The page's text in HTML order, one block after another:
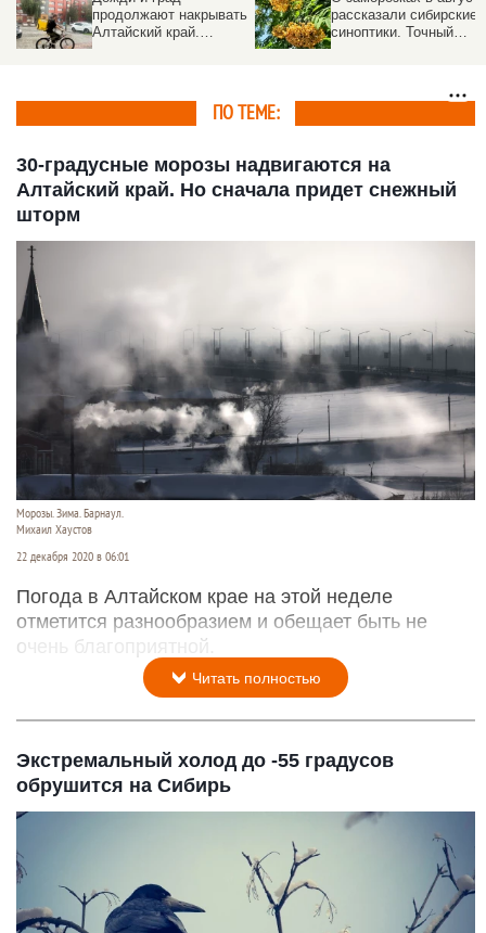
продолжают накрывать
Алтайский край.
рассказали сибирские
синоптики. Точный
ПО ТЕМЕ:
30-градусные морозы надвигаются на
Алтайский край. Но сначала придет снежный
шторм
Морозы. Зима. Барнаул.
Михаил Хаустов
22 декабря 2020 в 06:01
Погода в Алтайском крае на этой неделе
отметится разнообразием и обещает быть не
очень благоприятной.
Читать полностью
Экстремальный холод до -55 градусов
обрушится на Сибирь